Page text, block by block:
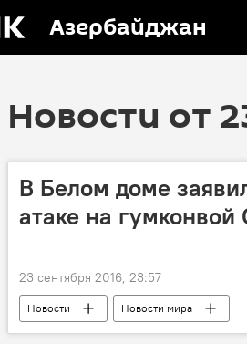
Азербайджан
Новости от
В Белом доме
атаке на
23 сентября 2016, 23:57
Новости Новости мира